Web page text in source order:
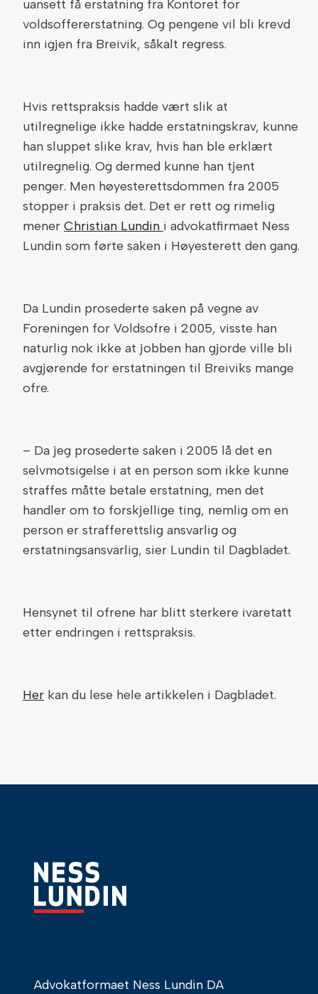
uansett få erstatning fra Kontoret for
voldsoffererstatning. Og pengene vil bli krevd
inn igjen fra Breivik, såkalt regress.
Hvis rettspraksis hadde vært slik at
utilregnelige ikke hadde erstatningskrav, kunne
han sluppet slike krav, hvis han ble erklært
utilregnelig. Og dermed kunne han tjent
penger. Men høyesterettsdommen fra 2005
stopper i praksis det. Det er rett og rimelig
mener Christian Lundin i advokatfirmaet Ness
Lundin som førte saken i Høyesterett den gang.
Da Lundin prosederte saken på vegne av
Foreningen for Voldsofre i 2005, visste han
naturlig nok ikke at jobben han gjorde ville bli
avgjørende for erstatningen til Breiviks mange
ofre.
– Da jeg prosederte saken i 2005 lå det en
selvmotsigelse i at en person som ikke kunne
straffes måtte betale erstatning, men det
handler om to forskjellige ting, nemlig om en
person er strafferettslig ansvarlig og
erstatningsansvarlig, sier Lundin til Dagbladet.
Hensynet til ofrene har blitt sterkere ivaretatt
etter endringen i rettspraksis.
Her kan du lese hele artikkelen i Dagbladet.
Advokatformaet Ness Lundin DA